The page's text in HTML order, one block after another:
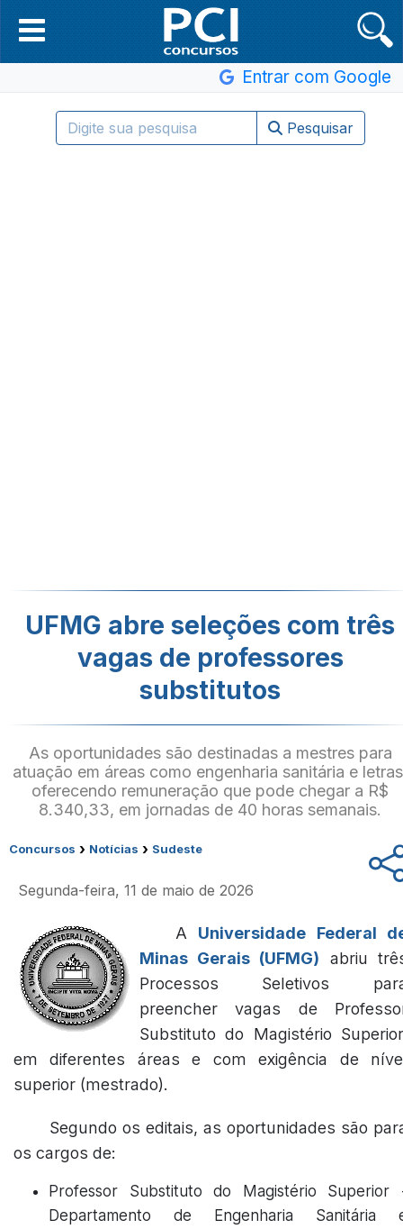
Entrar com Google
Pesquisar
UFMG abre seleções com três
vagas de professores
substitutos
As oportunidades são destinadas a mestres para
atuação em áreas como engenharia sanitária e
oferecendo remuneração que pode chegar a R$
8.340,33, em jornadas de 40 horas semanais.
Concursos › Notícias › Sudeste
Segunda-feira, 11 de maio de 2026
A Universidade Federal
Minas Gerais (UFMG) abriu
Processos Seletivos
preencher vagas de
Substituto do Magistério
em diferentes áreas e com exigência de
superior (mestrado).
Segundo os editais, as oportunidades são
os cargos de:
Professor Substituto do Magistério Superior
Departamento de Engenharia Sanitária